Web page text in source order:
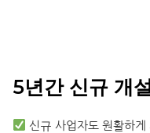
5년간 신규 개
신규 사업자도 원활하